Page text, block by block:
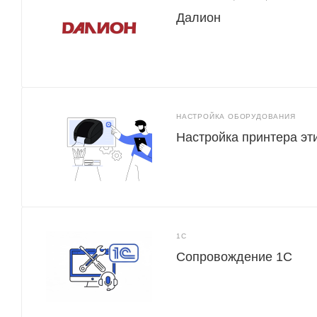
Далион
НАСТРОЙКА ОБОРУДОВАНИЯ
Настройка принтера
1С
Сопровождение 1С